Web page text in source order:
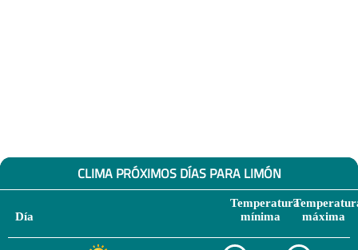
CLIMA PRÓXIMOS DÍAS PARA LIMÓN
Día
Temperatura
mínima
máxima